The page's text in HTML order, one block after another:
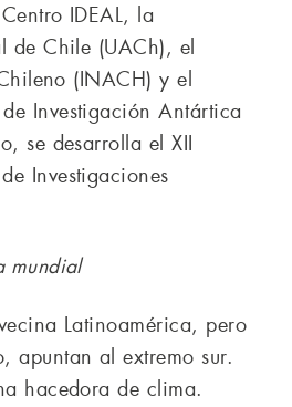
IDEAL, la
de Chile (UACh), el
(INACH) y el
Investigación Antártica
se desarrolla el XII
Investigaciones
mundial
Latinoamérica, pero
apuntan al extremo sur.
hacedora de clima.